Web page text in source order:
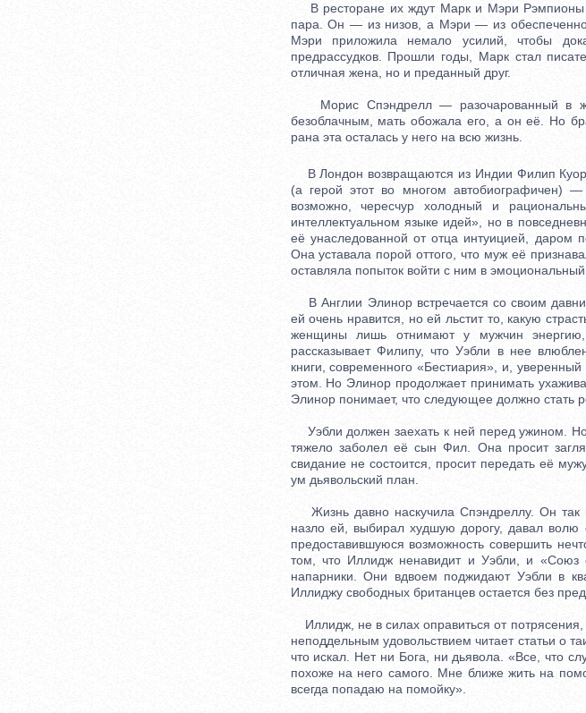
В ресторане их ждут Марк и Мэри Рэмпионы
пара. Он — из низов, а Мэри — из
Мэри приложила немало усилий, чтобы
предрассудков. Прошли годы, Марк стал
отличная жена, но и преданный друг.
Морис Спэндрелл — разочарованный в
безоблачным, мать обожала его, а он её. Но
рана эта осталась у него на всю жизнь.
В Лондон возвращаются из Индии Филип
(а герой этот во многом автобиографичен)
возможно, чересчур холодный и
интеллектуальном языке идей», но в
её унаследованной от отца интуицией,
Она уставала порой оттого, что муж её
оставляла попыток войти с ним в эмоциональный
В Англии Элинор встречается со своим
ей очень нравится, но ей льстит то, какую
женщины лишь отнимают у мужчин
рассказывает Филипу, что Уэбли в нее
книги, современного «Бестиария», и,
этом. Но Элинор продолжает принимать
Элинор понимает, что следующее должно
Уэбли должен заехать к ней перед ужином.
тяжело заболел её сын Фил. Она просит
свидание не состоится, просит передать её
ум дьявольский план.
Жизнь давно наскучила Спэндреллу. Он так
назло ей, выбирал худшую дорогу, давал
предоставившуюся возможность совершить
том, что Иллидж ненавидит и Уэбли, и «Союз
напарники. Они вдвоем поджидают Уэбли в
Иллиджу свободных британцев остается без
Иллидж, не в силах оправиться от
неподдельным удовольствием читает статьи о
что искал. Нет ни Бога, ни дьявола. «Все, что
похоже на него самого. Мне ближе жить на
всегда попадаю на помойку».